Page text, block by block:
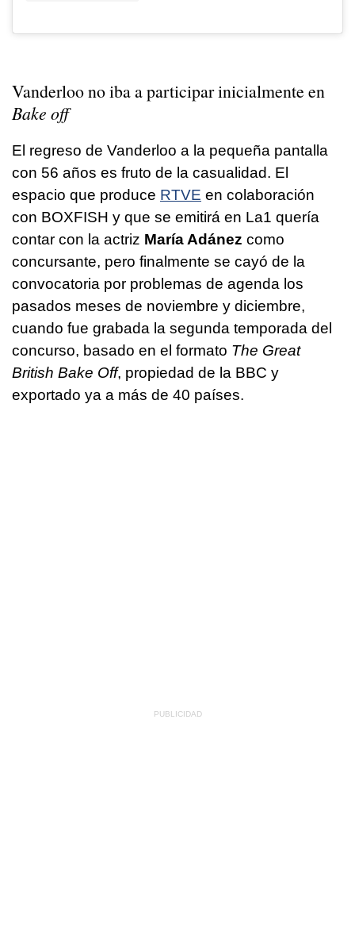
Vanderloo no iba a participar inicialmente en
Bake off
El regreso de Vanderloo a la pequeña pantalla
con 56 años es fruto de la casualidad. El
espacio que produce RTVE en colaboración
con BOXFISH y que se emitirá en La1 quería
contar con la actriz María Adánez como
concursante, pero finalmente se cayó de la
convocatoria por problemas de agenda los
pasados meses de noviembre y diciembre,
cuando fue grabada la segunda temporada del
concurso, basado en el formato The Great
British Bake Off, propiedad de la BBC y
exportado ya a más de 40 países.